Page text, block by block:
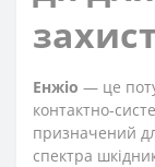
Енжіо — це
контактно-
призначений
спектра